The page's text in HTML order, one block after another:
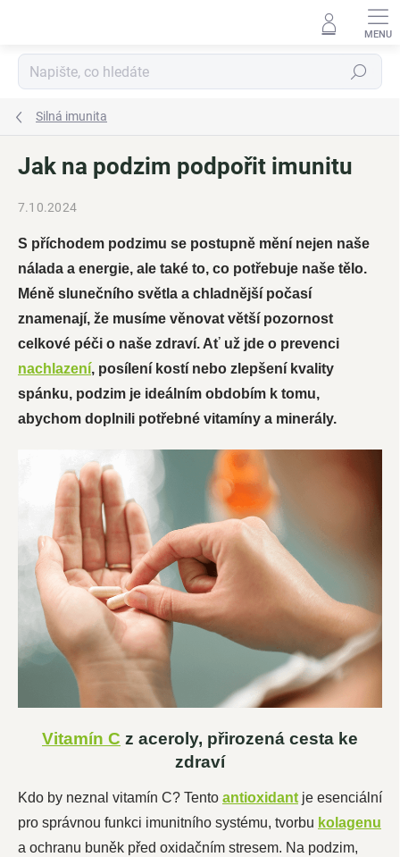
Hledat
Silná imunita
Jak na podzim podpořit imunitu
7.10.2024
S příchodem podzimu se postupně mění nejen naše
nálada a energie, ale také to, co potřebuje naše tělo.
Méně slunečního světla a chladnější počasí
znamenají, že musíme věnovat větší pozornost
celkové péči o naše zdraví. Ať už jde o prevenci
nachlazení, posílení kostí nebo zlepšení kvality
spánku, podzim je ideálním obdobím k tomu,
abychom doplnili potřebné vitamíny a minerály.
Vitamín C z aceroly, přirozená cesta ke
zdraví
Kdo by neznal vitamín C? Tento antioxidant je esenciální
pro správnou funkci imunitního systému, tvorbu kolagenu
a ochranu buněk před oxidačním stresem. Na podzim,